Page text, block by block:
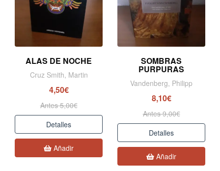
ALAS DE NOCHE
Cruz Smith, Martin
4,50€
Antes 5,00€
Detalles
Añadir
SOMBRAS
PURPURAS
Vandenberg, Philipp
8,10€
Antes 9,00€
Detalles
Añadir